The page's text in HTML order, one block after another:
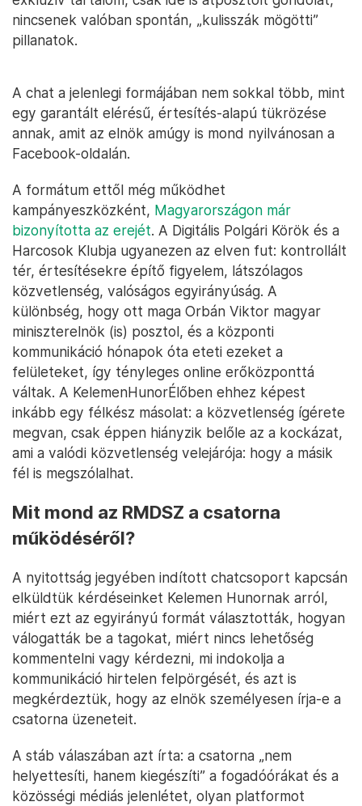
nincsenek valóban spontán, „kulisszák mögötti”
pillanatok.
A chat a jelenlegi formájában nem sokkal több, mint
egy garantált elérésű, értesítés-alapú tükrözése
annak, amit az elnök amúgy is mond nyilvánosan a
Facebook-oldalán.
A formátum ettől még működhet
kampányeszközként, Magyarországon már
bizonyította az erejét. A Digitális Polgári Körök és a
Harcosok Klubja ugyanezen az elven fut: kontrollált
tér, értesítésekre építő figyelem, látszólagos
közvetlenség, valóságos egyirányúság. A
különbség, hogy ott maga Orbán Viktor magyar
miniszterelnök (is) posztol, és a központi
kommunikáció hónapok óta eteti ezeket a
felületeket, így tényleges online erőközponttá
váltak. A KelemenHunorÉlőben ehhez képest
inkább egy félkész másolat: a közvetlenség ígérete
megvan, csak éppen hiányzik belőle az a kockázat,
ami a valódi közvetlenség velejárója: hogy a másik
fél is megszólalhat.
Mit mond az RMDSZ a csatorna
működéséről?
A nyitottság jegyében indított chatcsoport kapcsán
elküldtük kérdéseinket Kelemen Hunornak arról,
miért ezt az egyirányú formát választották, hogyan
válogatták be a tagokat, miért nincs lehetőség
kommentelni vagy kérdezni, mi indokolja a
kommunikáció hirtelen felpörgését, és azt is
megkérdeztük, hogy az elnök személyesen írja-e a
csatorna üzeneteit.
A stáb válaszában azt írta: a csatorna „nem
helyettesíti, hanem kiegészíti” a fogadóórákat és a
közösségi médiás jelenlétet, olyan platformot